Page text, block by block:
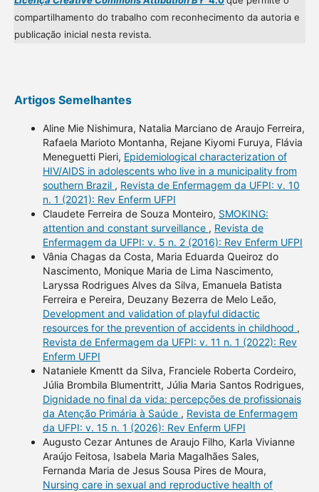
compartilhamento do trabalho com reconhecimento da autoria e
publicação inicial nesta revista.
Artigos Semelhantes
Aline Mie Nishimura, Natalia Marciano de Araujo Ferreira,
Rafaela Marioto Montanha, Rejane Kiyomi Furuya, Flávia
Meneguetti Pieri, Epidemiological characterization of
HIV/AIDS in adolescents who live in a municipality from
southern Brazil , Revista de Enfermagem da UFPI: v. 10
n. 1 (2021): Rev Enferm UFPI
Claudete Ferreira de Souza Monteiro, SMOKING:
attention and constant surveillance , Revista de
Enfermagem da UFPI: v. 5 n. 2 (2016): Rev Enferm UFPI
Vânia Chagas da Costa, Maria Eduarda Queiroz do
Nascimento, Monique Maria de Lima Nascimento,
Laryssa Rodrigues Alves da Silva, Emanuela Batista
Ferreira e Pereira, Deuzany Bezerra de Melo Leão,
Development and validation of playful didactic
resources for the prevention of accidents in childhood ,
Revista de Enfermagem da UFPI: v. 11 n. 1 (2022): Rev
Enferm UFPI
Nataniele Kmentt da Silva, Franciele Roberta Cordeiro,
Júlia Brombila Blumentritt, Júlia Maria Santos Rodrigues,
Dignidade no final da vida: percepções de profissionais
da Atenção Primária à Saúde , Revista de Enfermagem
da UFPI: v. 15 n. 1 (2026): Rev Enferm UFPI
Augusto Cezar Antunes de Araujo Filho, Karla Vivianne
Araújo Feitosa, Isabela Maria Magalhães Sales,
Fernanda Maria de Jesus Sousa Pires de Moura,
Nursing care in sexual and reproductive health of